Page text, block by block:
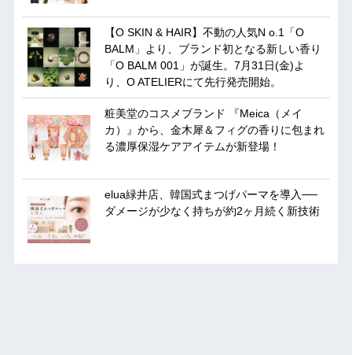
【O SKIN & HAIR】不動の人気N o.1「O
BALM」より、ブランド初となる新しい香り
「O BALM 001」が誕生。7月31日(金)よ
り、O ATELIERにて先行発売開始。
粧美堂のコスメブランド 『Meica（メイ
カ）』から、金木犀＆フィグの香りに包まれ
る濃厚保湿ケアアイテムが新登場！
elua緑井店、韓国式まつげパーマを導入──
ダメージが少なく持ちが約2ヶ月続く新技術